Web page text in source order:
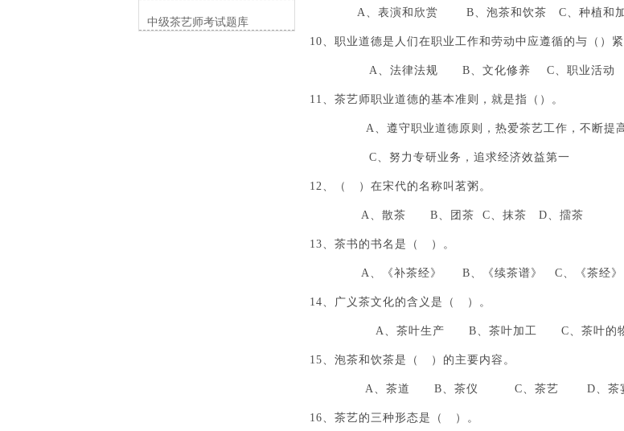
中级茶艺师考试题库
A、表演和欣赏 B、泡茶和饮茶 C、种植和加
10、职业道德是人们在职业工作和劳动中应遵循的与（）
A、法律法规 B、文化修养 C、职业活动
11、茶艺师职业道德的基本准则，就是指（）。
A、遵守职业道德原则，热爱茶艺工作，不断
C、努力专研业务，追求经济效益第
12、（ ）在宋代的名称叫茗粥。
A、散茶 B、团茶 C、抹茶 D、擂茶
13、茶书的书名是（ ）。
A、《补茶经》 B、《续茶谱》 C、《茶经》
14、广义茶文化的含义是（ ）。
A、茶叶生产 B、茶叶加工 C、茶叶的物
15、泡茶和饮茶是（ ）的主要内容。
A、茶道 B、茶仪 C、茶艺 D、茶
16、茶艺的三种形态是（ ）。